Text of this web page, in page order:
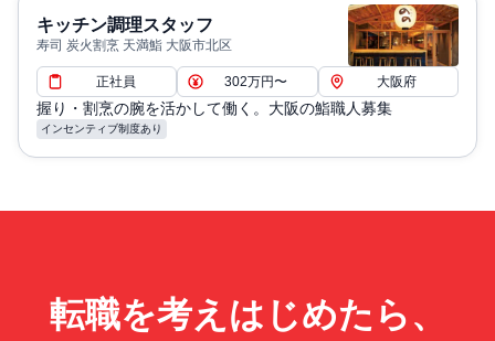
キッチン調理スタッフ
寿司 炭火割烹 天満鮨 大阪市北区
正社員 302万円〜 大阪府
握り・割烹の腕を活かして働く。大阪の鮨職人募集
インセンティブ制度あり
転職を考えはじめたら、